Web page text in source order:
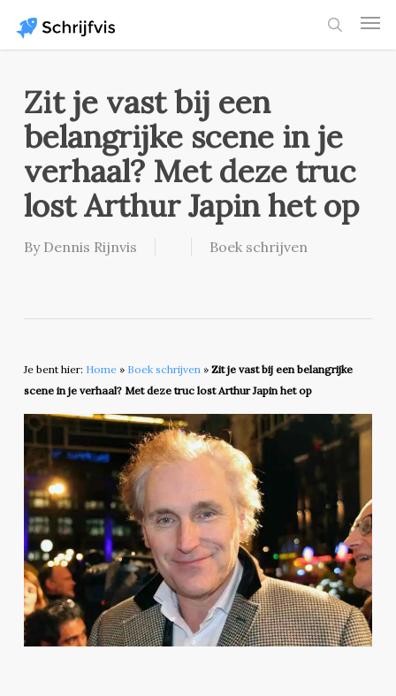
main
Zit je vast bij een
belangrijke scene in je
verhaal? Met deze truc
lost Arthur Japin het op
By Dennis Rijnvis Boek schrijven
Je bent hier: Home» Boek schrijven» Zit je vast bij een belangrijke
scene in je verhaal? Met deze truc lost Arthur Japin het op